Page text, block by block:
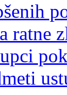
ratne